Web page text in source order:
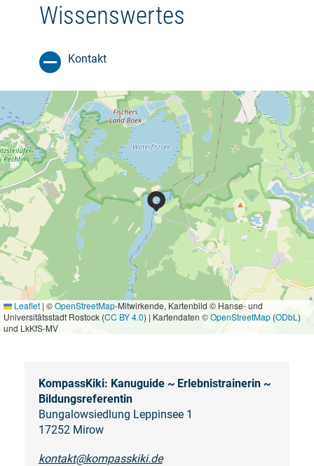
Wissenswertes
Kontakt
Leaflet | ©OpenStreetMap-Mitwirkende, Kartenbild © Hanse- und
Universitätsstadt Rostock (CC BY 4.0) | Kartendaten ©OpenStreetMap(ODbL )
und LkKfS-MV
KompassKiki: Kanuguide ~ Erlebnistrainerin ~
Bildungsreferentin
Bungalowsiedlung Leppinsee 1
17252 Mirow
kontakt@kompasskiki.de